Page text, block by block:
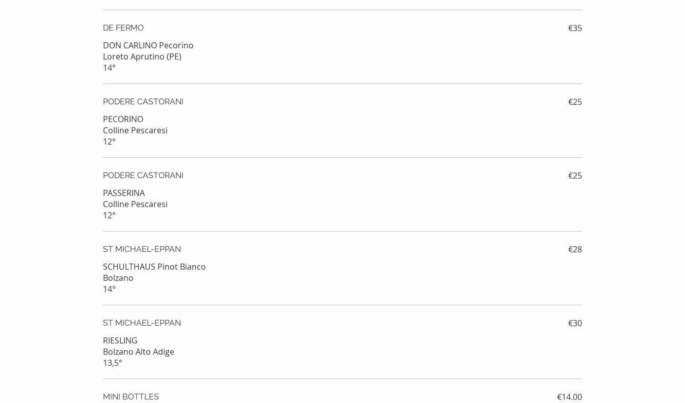
DE FERMO
DON CARLINO Pecorino
Loreto Aprutino (PE)
14°
€35
PODERE CASTORANI
PECORINO
Colline Pescaresi
12°
€25
PODERE CASTORANI
PASSERINA
Colline Pescaresi
12°
€25
ST MICHAEL-EPPAN
SCHULTHAUS Pinot Bianco
Bolzano
14°
€28
ST MICHAEL-EPPAN
RIESLING
Bolzano Alto Adige
€30
MINI BOTTLES €14.00